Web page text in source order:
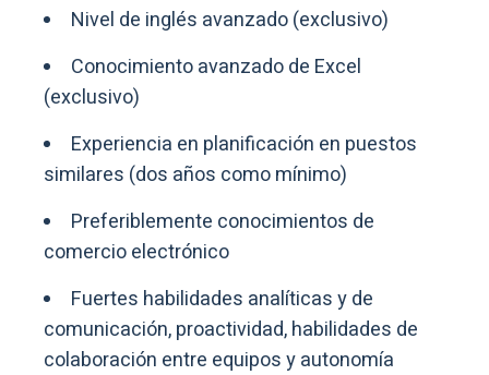
Nivel de inglés avanzado (exclusivo)
Conocimiento avanzado de Excel
(exclusivo)
Experiencia en planificación en puestos
similares (dos años como mínimo)
Preferiblemente conocimientos de
comercio electrónico
Fuertes habilidades analíticas y de
comunicación, proactividad, habilidades de
colaboración entre equipos y autonomía